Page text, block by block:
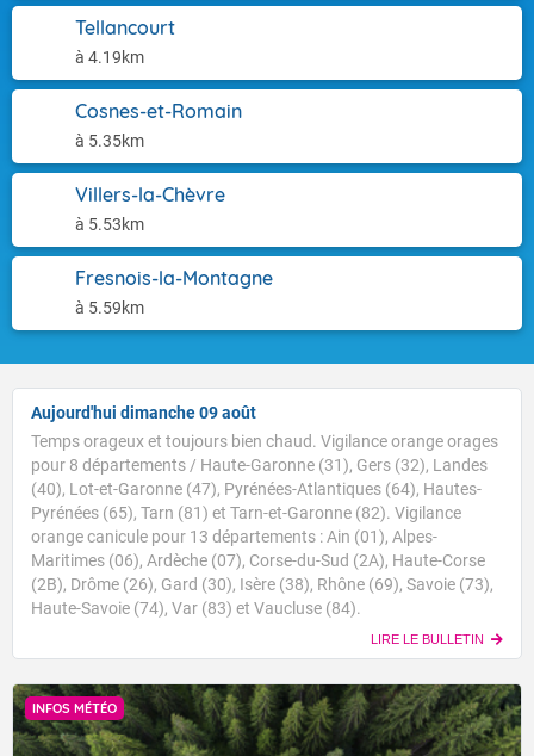
Tellancourt
à 4.19km
Cosnes-et-Romain
à 5.35km
Villers-la-Chèvre
à 5.53km
Fresnois-la-Montagne
à 5.59km
Aujourd'hui dimanche 09 août
Temps orageux et toujours bien chaud. Vigilance orange orages
pour 8 départements / Haute-Garonne (31), Gers (32), Landes
(40), Lot-et-Garonne (47), Pyrénées-Atlantiques (64), Hautes-
Pyrénées (65), Tarn (81) et Tarn-et-Garonne (82). Vigilance
orange canicule pour 13 départements : Ain (01), Alpes-
Maritimes (06), Ardèche (07), Corse-du-Sud (2A), Haute-Corse
(2B), Drôme (26), Gard (30), Isère (38), Rhône (69), Savoie (73),
Haute-Savoie (74), Var (83) et Vaucluse (84).
LIRE LE BULLETIN
INFOS MÉTÉO